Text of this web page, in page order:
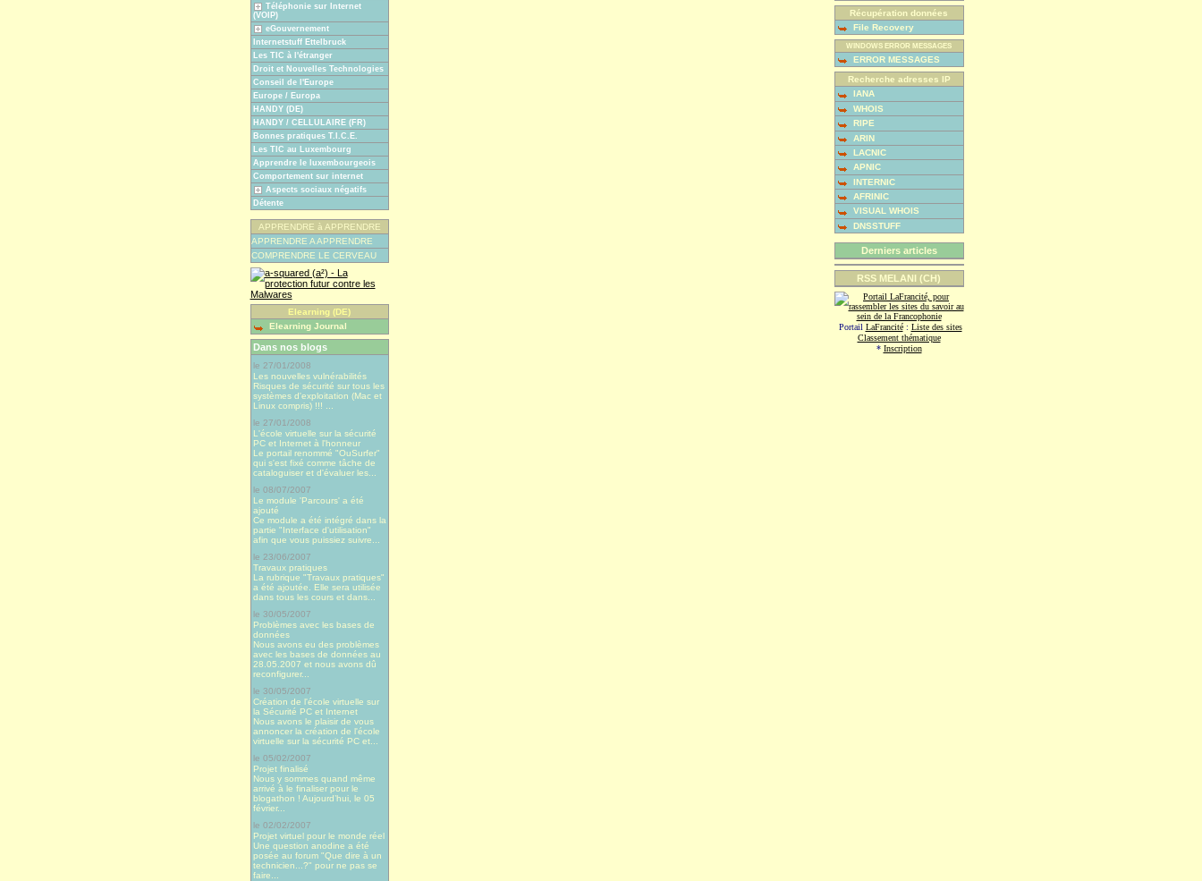
Téléphonie sur Internet
(VOIP)
eGouvernement
Internetstuff Ettelbruck
Les TIC à l'étranger
Droit et Nouvelles Technologies
Conseil de l'Europe
Europe / Europa
HANDY (DE)
HANDY / CELLULAIRE (FR)
Bonnes pratiques T.I.C.E.
Les TIC au Luxembourg
Apprendre le luxembourgeois
Comportement sur internet
Aspects sociaux négatifs
Détente
APPRENDRE à APPRENDRE
APPRENDRE A APPRENDRE
COMPRENDRE LE CERVEAU
Elearning (DE)
Elearning Journal
Dans nos blogs
le 27/01/2008
Les nouvelles vulnérabilités
Risques de sécurité sur tous les
systèmes d'exploitation (Mac et
Linux compris) !!! ...
le 27/01/2008
L'école virtuelle sur la sécurité
PC et Internet à l'honneur
Le portail renommé "OuSurfer"
qui s'est fixé comme tâche de
cataloguiser et d'évaluer les...
le 08/07/2007
Le module 'Parcours' a été
ajouté
Ce module a été intégré dans la
partie "Interface d'utilisation"
afin que vous puissiez suivre...
le 23/06/2007
Travaux pratiques
La rubrique "Travaux pratiques"
a été ajoutée. Elle sera utilisée
dans tous les cours et dans...
le 30/05/2007
Problèmes avec les bases de
données
Nous avons eu des problèmes
avec les bases de données au
28.05.2007 et nous avons dû
reconfigurer...
le 30/05/2007
Création de l'école virtuelle sur
la Sécurité PC et Internet
Nous avons le plaisir de vous
annoncer la création de l'école
virtuelle sur la sécurité PC et...
le 05/02/2007
Projet finalisé
Nous y sommes quand même
arrivé à le finaliser pour le
blogathon ! Aujourd’hui, le 05
février...
le 02/02/2007
Projet virtuel pour le monde réel
Une question anodine a été
posée au forum "Que dire à un
technicien...?" pour ne pas se
faire...
Récupération données
File Recovery
WINDOWS ERROR MESSAGES
ERROR MESSAGES
Recherche adresses IP
IANA
WHOIS
RIPE
ARIN
LACNIC
APNIC
INTERNIC
AFRINIC
VISUAL WHOIS
DNSSTUFF
Derniers articles
RSS MELANI (CH)
Portail LaFrancité: Liste des sites
Classement thématique
* Inscription